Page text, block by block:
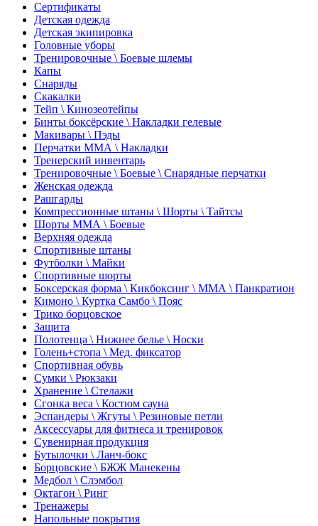
Сертификаты
Детская одежда
Детская экипировка
Головные уборы
Тренировочные \ Боевые шлемы
Капы
Снаряды
Скакалки
Тейп \ Кинозеотейпы
Бинты боксёрские \ Накладки гелевые
Макивары \ Пэды
Перчатки ММА \ Накладки
Тренерский инвентарь
Тренировочные \ Боевые \ Снарядные перчатки
Женская одежда
Рашгарды
Компрессионные штаны \ Шорты \ Тайтсы
Шорты ММА \ Боевые
Верхняя одежда
Спортивные штаны
Футболки \ Майки
Спортивные шорты
Боксерская форма \ Кикбоксинг \ ММА \ Панкратион
Кимоно \ Куртка Самбо \ Пояс
Трико борцовское
Защита
Полотенца \ Нижнее белье \ Носки
Голень+стопа \ Мед. фиксатор
Спортивная обувь
Сумки \ Рюкзаки
Хранение \ Стелажи
Сгонка веса \ Костюм сауна
Эспандеры \ Жгуты \ Резиновые петли
Аксессуары для фитнеса и тренировок
Сувенирная продукция
Бутылочки \ Ланч-бокс
Борцовские \ БЖЖ Манекены
Медбол \ Слэмбол
Октагон \ Ринг
Тренажеры
Напольные покрытия